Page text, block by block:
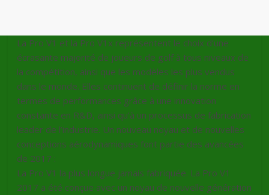
La Pro V1 et la Pro V1x représentent le choix d’une
écrasante majorité de joueurs de golf à tous niveaux de
la compétition, ainsi que les modèles les plus vendus
dans le monde. Elles continuent de définir la norme en
termes de performances grâce à une innovation
constante en R&D, ainsi qu’à un processus de fabrication
leader de l’industrie. Un nouveau noyau et de nouvelles
conceptions aérodynamiques font partie des avancées
de 2017 :
La Pro V1 la plus longue jamais fabriquée. La Pro V1
2017 a été conçue avec un noyau de nouvelle génération